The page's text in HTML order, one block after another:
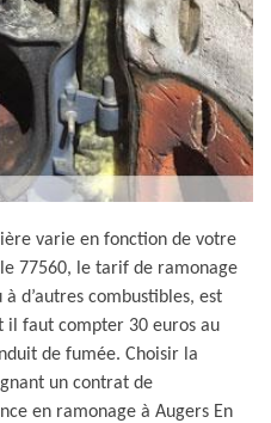
varie en fonction de votre
77560, le tarif de ramonage
d’autres combustibles, est
il faut compter 30 euros au
de fumée. Choisir la
un contrat de
en ramonage à Augers En